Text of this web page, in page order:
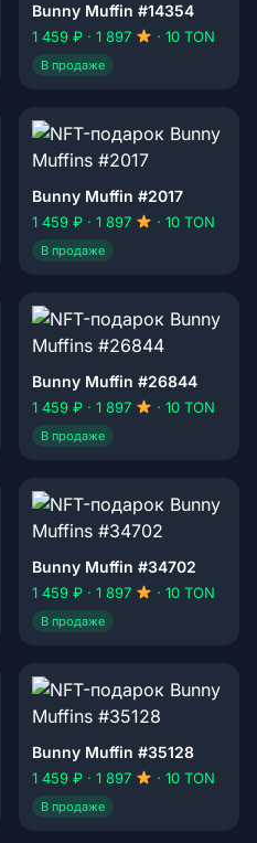
Bunny Muffin #14354
1 459 ₽ · 1 897 · 10 TON
В продаже
Bunny Muffin #2017
1 459 ₽ · 1 897 · 10 TON
В продаже
Bunny Muffin #26844
1 459 ₽ · 1 897 · 10 TON
В продаже
Bunny Muffin #34702
1 459 ₽ · 1 897 · 10 TON
В продаже
Bunny Muffin #35128
1 459 ₽ · 1 897 · 10 TON
В продаже